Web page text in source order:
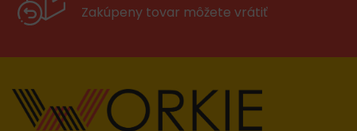
Zakúpeny tovar môžete vrátiť